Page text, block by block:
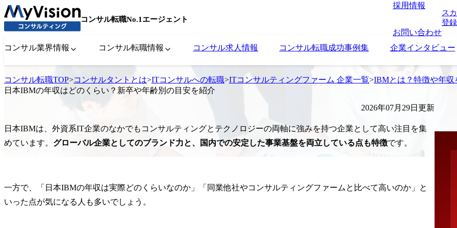
コンサル転職No.1エージェント
採用情報
お問い合わせ
ス
登
コンサル業界情報 コンサル転職情報 コンサル求人情報 コンサル転職成功事例集 企業インタビュー
コンサル転職TOP>コンサルタントとは>ITコンサルへの転職>ITコンサルティングファーム 企業一覧>IBMとは？特徴や年
日本IBMの年収はどのくらい？新卒や年齢別の目安を紹介
2026年07月29日更新
日本IBMは、外資系IT企業のなかでもコンサルティングとテクノロジーの両軸に強みを持つ企業として高い注目を集
めています。 グローバル企業としてのブランド力と、国内での安定した事業基盤を両立している点も特徴です。
一方で、「日本IBMの年収は実際どのくらいなのか」「同業他社やコンサルティングファームと比べて高いのか」と
いった点が気になる人も多いでしょう。